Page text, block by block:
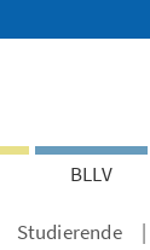
BLLV
Studierende